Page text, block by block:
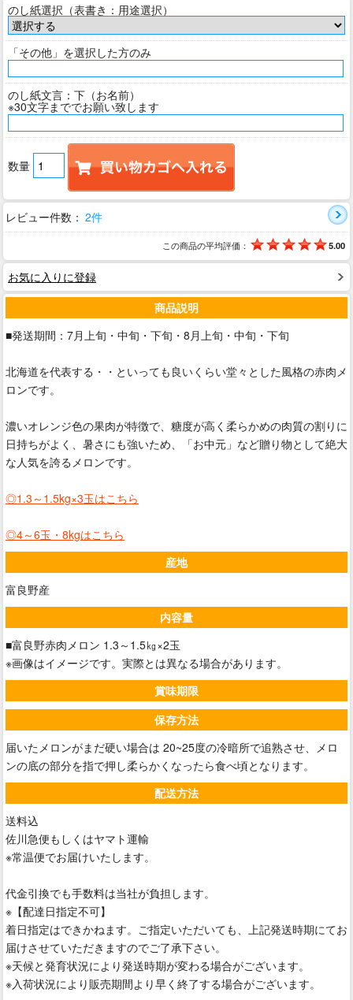
のし紙選択（表書き：用途選択）
「その他」を選択した方のみ
のし紙文言：下（お名前）
※30文字まででお願い致します
数量
レビュー件数： 2件
この商品の平均評価： 5.00
お気に入りに登録
商品説明
■発送期間：7月上旬・中旬・下旬・8月上旬・中旬・下旬
北海道を代表する・・といっても良いくらい堂々とした風格の赤肉メ
ロンです。
濃いオレンジ色の果肉が特徴で、糖度が高く柔らかめの肉質の割りに
日持ちがよく、暑さにも強いため、「お中元」など贈り物として絶大
な人気を誇るメロンです。
◎1.3～1.5kg×3玉はこちら
◎4～6玉・8kgはこちら
産地
富良野産
内容量
■富良野赤肉メロン 1.3～1.5㎏×2玉
※画像はイメージです。実際とは異なる場合があります。
賞味期限
保存方法
届いたメロンがまだ硬い場合は 20~25度の冷暗所で追熟させ、メロ
ンの底の部分を指で押し柔らかくなったら食べ頃となります。
配送方法
送料込
佐川急便もしくはヤマト運輸
※常温便でお届けいたします。
代金引換でも手数料は当社が負担します。
※【配達日指定不可】
着日指定はできかねます。ご指定いただいても、上記発送時期にてお
届けさせていただきますのでご了承下さい。
※天候と発育状況により発送時期が変わる場合がございます。
※入荷状況により販売期間より早く終了する場合がございます。